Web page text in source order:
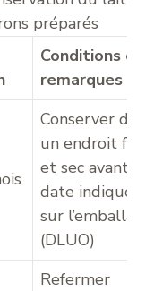
préparés
Conditions et
remarques
Conserver dans
un endroit frais
et sec avant la
date indiquée
sur l’emballage
(DLUO)
Refermer